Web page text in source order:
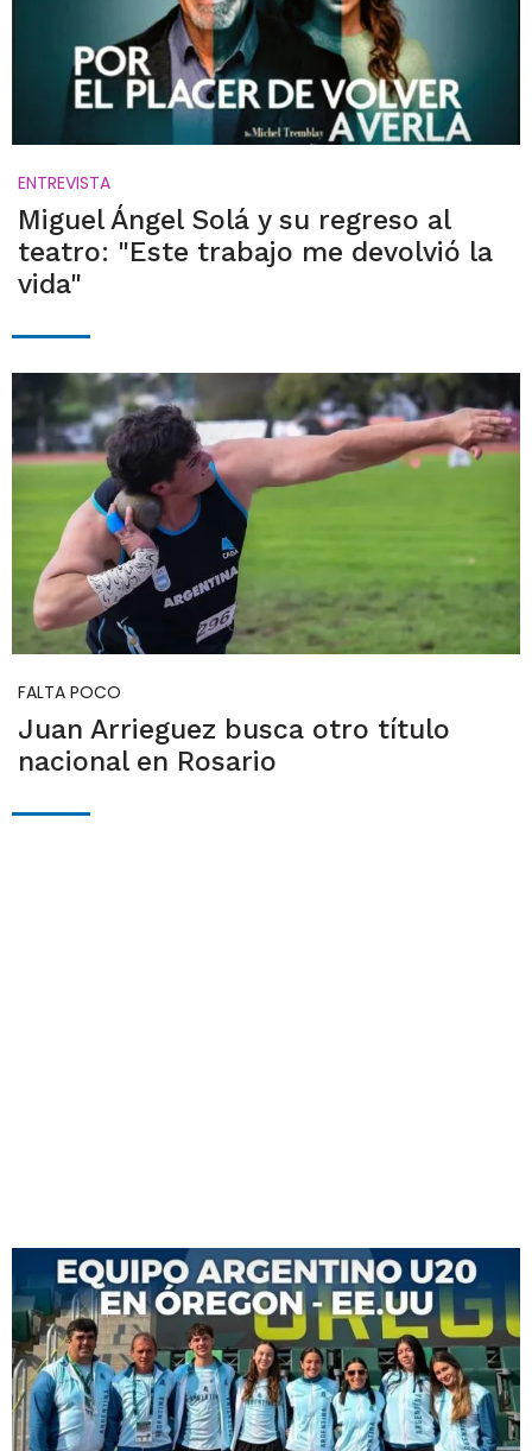
ENTREVISTA
Miguel Ángel Solá y su regreso al
teatro: "Este trabajo me devolvió la
vida"
FALTA POCO
Juan Arrieguez busca otro título
nacional en Rosario